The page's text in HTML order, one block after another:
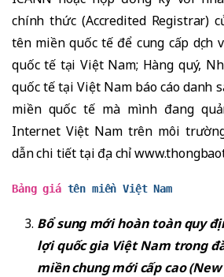
chính thức (Accredited Registrar)
tên miền quốc tế để cung cấp dịch
quốc tế tại Việt Nam; Hàng quý,
quốc tế tại Việt Nam báo cáo danh
miền quốc tế mà mình đang
Internet Việt Nam trên môi
dẫn chi tiết tại địa chỉ
Bảng giá tên miền Việt Nam
Bổ sung mới hoàn toàn quy
lợi quốc gia Việt Nam trong
miền chung mới cấp cao (New